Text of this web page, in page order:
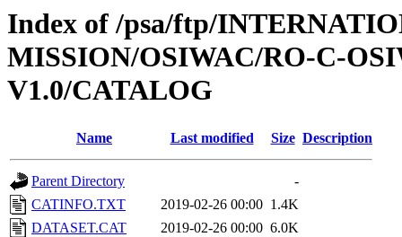
Index of /psa/ftp/
MISSION/OSIWAC/RO-C-
V1.0/CATALOG
Name Last modified Size Description
Parent Directory
-
CATINFO.TXT
2019-02-26 00:00 1.4K
DATASET.CAT
2019-02-26 00:00 6.0K